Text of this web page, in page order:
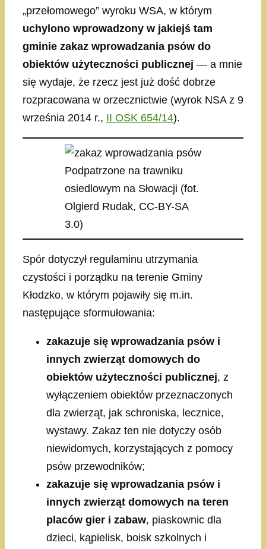
„przełomowego” wyroku WSA, w którym
uchylono wprowadzony w jakiejś tam
gminie zakaz wprowadzania psów do
obiektów użyteczności publicznej — a mnie
się wydaje, że rzecz jest już dość dobrze
rozpracowana w orzecznictwie (wyrok NSA z 9
września 2014 r., II OSK 654/14).
Podpatrzone na trawniku
osiedlowym na Słowacji (fot.
Olgierd Rudak, CC-BY-SA
3.0)
Spór dotyczył regulaminu utrzymania
czystości i porządku na terenie Gminy
Kłodzko, w którym pojawiły się m.in.
następujące sformułowania:
zakazuje się wprowadzania psów i
innych zwierząt domowych do
obiektów użyteczności publicznej, z
wyłączeniem obiektów przeznaczonych
dla zwierząt, jak schroniska, lecznice,
wystawy. Zakaz ten nie dotyczy osób
niewidomych, korzystających z pomocy
psów przewodników;
zakazuje się wprowadzania psów i
innych zwierząt domowych na teren
placów gier i zabaw, piaskownic dla
dzieci, kąpielisk, boisk szkolnych i